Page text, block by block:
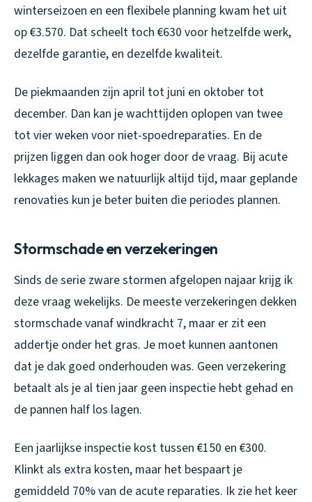
winterseizoen en een flexibele planning kwam het uit
op €3.570. Dat scheelt toch €630 voor hetzelfde werk,
dezelfde garantie, en dezelfde kwaliteit.
De piekmaanden zijn april tot juni en oktober tot
december. Dan kan je wachttijden oplopen van twee
tot vier weken voor niet-spoedreparaties. En de
prijzen liggen dan ook hoger door de vraag. Bij acute
lekkages maken we natuurlijk altijd tijd, maar geplande
renovaties kun je beter buiten die periodes plannen.
Stormschade en verzekeringen
Sinds de serie zware stormen afgelopen najaar krijg ik
deze vraag wekelijks. De meeste verzekeringen dekken
stormschade vanaf windkracht 7, maar er zit een
addertje onder het gras. Je moet kunnen aantonen
dat je dak goed onderhouden was. Geen verzekering
betaalt als je al tien jaar geen inspectie hebt gehad en
de pannen half los lagen.
Een jaarlijkse inspectie kost tussen €150 en €300.
Klinkt als extra kosten, maar het bespaart je
gemiddeld 70% van de acute reparaties. Ik zie het keer